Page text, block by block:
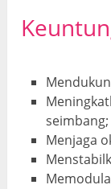
seimbang;
Menjaga